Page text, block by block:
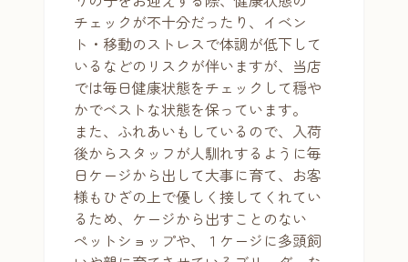
チェックが不十分だったり、イベン
ト・移動のストレスで体調が低下して
いるなどのリスクが伴いますが、当店
では毎日健康状態をチェックして穏や
かでベストな状態を保っています。
また、ふれあいもしているので、入荷
後からスタッフが人馴れするように毎
日ケージから出して大事に育て、お客
様もひざの上で優しく接してくれてい
るため、ケージから出すことのない
ペットショップや、１ケージに多頭飼